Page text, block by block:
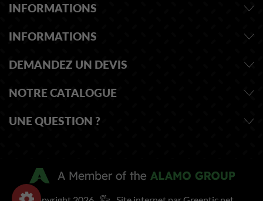
INFORMATIONS
INFORMATIONS
DEMANDEZ UN DEVIS
NOTRE CATALOGUE
UNE QUESTION ?